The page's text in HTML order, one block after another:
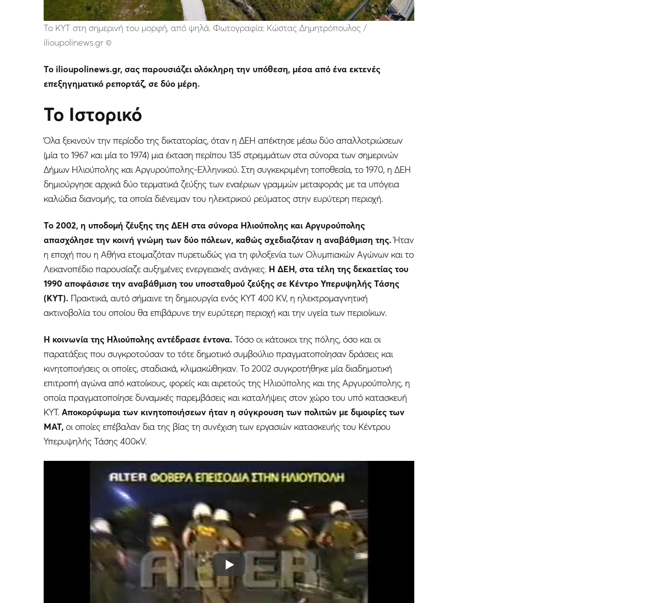
Το ΚΥΤ στη σημερινή του μορφή, από ψηλά. Φωτογραφία: Kώστας Δημητρόπουλος /
ilioupolinews.gr ©
Το ilioupolinews.gr, σας παρουσιάζει ολόκληρη την υπόθεση, μέσα από ένα εκτενές
επεξηγηματικό ρεπορτάζ, σε δύο μέρη.
Το Ιστορικό
Όλα ξεκινούν την περίοδο της δικτατορίας, όταν η ΔΕΗ απέκτησε μέσω δύο απαλλοτριώσεων
(μία το 1967 και μία το 1974) μια έκταση περίπου 135 στρεμμάτων στα σύνορα των σημερινών
Δήμων Ηλιούπολης και Αργυρούπολης-Ελληνικού. Στη συγκεκριμένη τοποθεσία, το 1970, η ΔΕΗ
δημιούργησε αρχικά δύο τερματικά ζεύξης των εναέριων γραμμών μεταφοράς με τα υπόγεια
καλώδια διανομής, τα οποία διένειμαν του ηλεκτρικού ρεύματος στην ευρύτερη περιοχή.
Το 2002, η υποδομή ζέυξης της ΔΕΗ στα σύνορα Ηλιούπολης και Αργυρούπολης
απασχόλησε την κοινή γνώμη των δύο πόλεων, καθώς σχεδιαζόταν η αναβάθμιση της.Ήταν
η εποχή που η Αθήνα ετοιμαζόταν πυρετωδώς για τη φιλοξενία των Ολυμπιακών Αγώνων και το
Λεκανοπέδιο παρουσίαζε αυξημένες ενεργειακές ανάγκες. Η ΔΕΗ, στα τέλη της δεκαετίας του
1990 αποφάσισε την αναβάθμιση του υποσταθμού ζεύξης σε Κέντρο Υπερυψηλής Τάσης
(ΚΥΤ). Πρακτικά, αυτό σήμαινε τη δημιουργία ενός ΚΥΤ 400 KV, η ηλεκτρομαγνητική
ακτινοβολία του οποίου θα επιβάρυνε την ευρύτερη περιοχή και την υγεία των περιοίκων.
Η κοινωνία της Ηλιούπολης αντέδρασε έντονα. Τόσο οι κάτοικοι της πόλης, όσο και οι
παρατάξεις που συγκροτούσαν το τότε δημοτικό συμβούλιο πραγματοποίησαν δράσεις και
κινητοποιήσεις οι οποίες, σταδιακά, κλιμακώθηκαν. Το 2002 συγκροτήθηκε μία διαδημοτική
επιτροπή αγώνα από κατοίκους, φορείς και αιρετούς της Ηλιούπολης και της Αργυρούπολης, η
οποία πραγματοποίησε δυναμικές παρεμβάσεις και καταλήψεις στον χώρο του υπό κατασκευή
ΚΥΤ. Αποκορύφωμα των κινητοποιήσεων ήταν η σύγκρουση των πολιτών με διμοιρίες των
ΜΑΤ, οι οποίες επέβαλαν δια της βίας τη συνέχιση των εργασιών κατασκευής του Κέντρου
Υπερυψηλής Τάσης 400κV.